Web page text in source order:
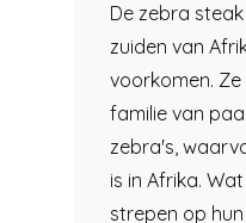
De zebra
zuiden van
voorkomen.
familie van
zebra's,
is in Afrika.
strepen op